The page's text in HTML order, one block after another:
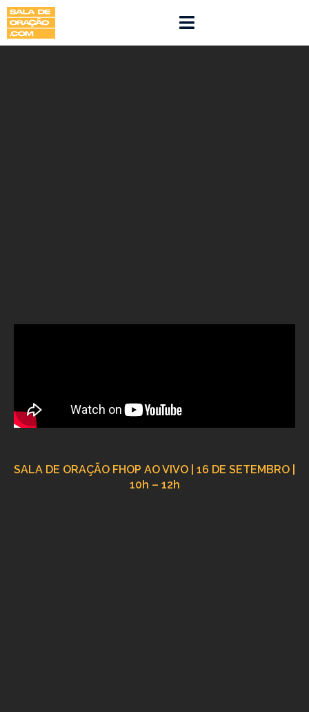
SALA DE ORAÇÃO FHOP AO VIVO | 16 DE SETEMBRO |
10h – 12h